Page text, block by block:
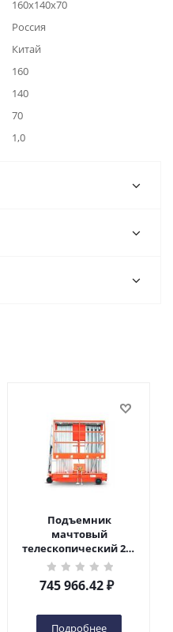
160х140х70
Россия
Китай
160
140
70
1,0
Подъемник
мачтовый
телескопический 200
кг 10 м TOR GTWY10-
200S DC 2-мачтовый
(автономный) (N) в
745 966.42₽
Подробнее